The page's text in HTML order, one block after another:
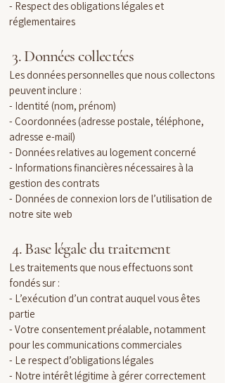
- Respect des obligations légales et
réglementaires
3. Données collectées
Les données personnelles que nous collectons
peuvent inclure :
- Identité (nom, prénom)
- Coordonnées (adresse postale, téléphone,
adresse e-mail)
- Données relatives au logement concerné
- Informations financières nécessaires à la
gestion des contrats
- Données de connexion lors de l’utilisation de
notre site web
4. Base légale du traitement
Les traitements que nous effectuons sont
fondés sur :
- L’exécution d’un contrat auquel vous êtes
partie
- Votre consentement préalable, notamment
pour les communications commerciales
- Le respect d’obligations légales
- Notre intérêt légitime à gérer correctement